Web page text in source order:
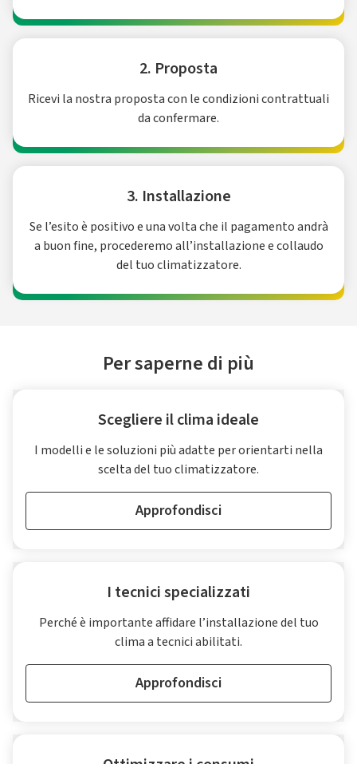
2. Proposta
Ricevi la nostra proposta con le condizioni contrattuali
da confermare.
3. Installazione
Se l’esito è positivo e una volta che il pagamento andrà
a buon fine, procederemo all’installazione e collaudo
del tuo climatizzatore.
Per saperne di più
Scegliere il clima ideale
I modelli e le soluzioni più adatte per orientarti nella
scelta del tuo climatizzatore.
Approfondisci
I tecnici specializzati
Perché è importante affidare l’installazione del tuo
clima a tecnici abilitati.
Approfondisci